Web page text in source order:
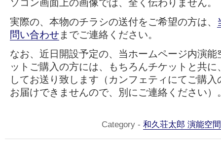
ソコン画面上の画像では、全く伝わりません。
実際の、本物のチラシの送付をご希望の方は、
問い合わせまでご連絡ください。
なお、近日開設予定の、当ホームページ内演
ットご購入の方には、もちろんチケットと共
してお送り致します（カンフェティにてご購
お届けできませんので、別にご連絡ください）
Category - 和久荘太郎 演能空間